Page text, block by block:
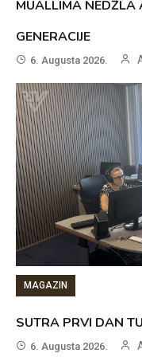
MUALLIMA NEDŽLA
GENERACIJE
6. Augusta 2026.
MAGAZIN
SUTRA PRVI DAN
6. Augusta 2026.